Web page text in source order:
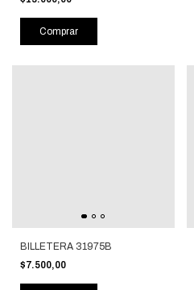
Comprar
BILLETERA 31975B
$7.500,00